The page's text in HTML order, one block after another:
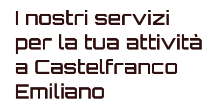
I nostri servizi
per la tua attività
a Castelfranco
Emiliano